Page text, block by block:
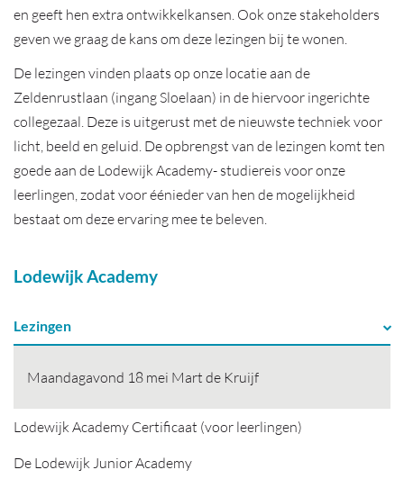
Lodewijk Academy
Lezingen
Maandagavond 18 mei Mart de Kruijf
Lodewijk Academy Certificaat (voor leerlingen)
De Lodewijk Junior Academy
en geeft hen extra ontwikkelkansen. Ook onze stakeholders
geven we graag de kans om deze lezingen bij te wonen.
De lezingen vinden plaats op onze locatie aan de
Zeldenrustlaan (ingang Sloelaan) in de hiervoor ingerichte
collegezaal. Deze is uitgerust met de nieuwste techniek voor
licht, beeld en geluid. De opbrengst van de lezingen komt ten
goede aan de Lodewijk Academy- studiereis voor onze
leerlingen, zodat voor éénieder van hen de mogelijkheid
bestaat om deze ervaring mee te beleven.